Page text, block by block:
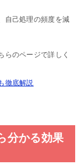
自己処理の頻度を減
らのページで詳しく
徹底解説
分かる効果